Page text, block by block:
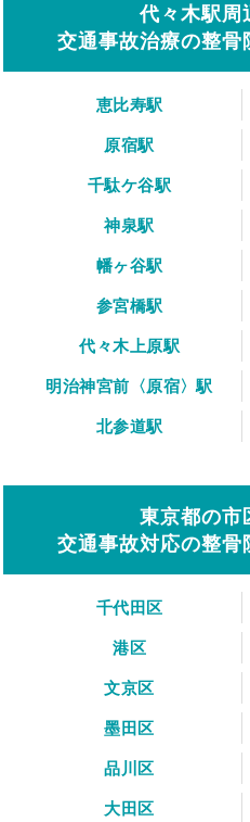
代々木駅周
交通事故治療の整骨
恵比寿駅
原宿駅
千駄ケ谷駅
神泉駅
幡ヶ谷駅
参宮橋駅
代々木上原駅
明治神宮前〈原宿〉駅
北参道駅
東京都の市
交通事故対応の整骨
千代田区
港区
文京区
墨田区
品川区
大田区